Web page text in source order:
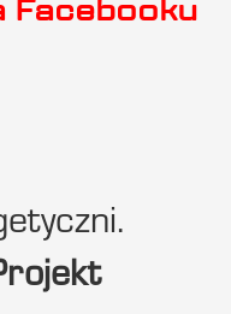
Facebooku